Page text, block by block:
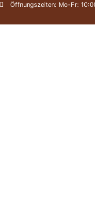
Öffnungszeiten: Mo-Fr: